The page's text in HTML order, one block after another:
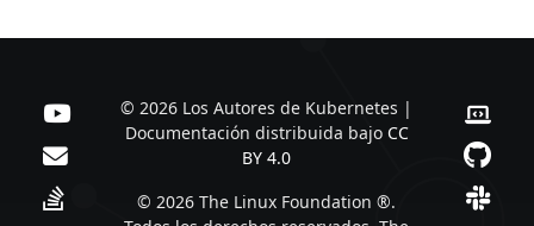
© 2026 Los Autores de Kubernetes |
Documentación distribuida bajo CC
BY 4.0
© 2026 The Linux Foundation ®.